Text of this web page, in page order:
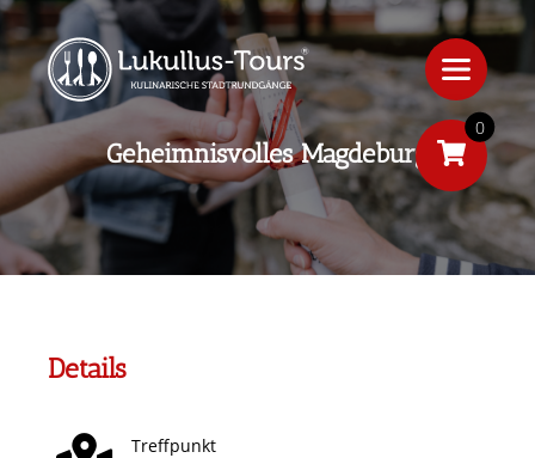
Geheimnisvolles Magdeburg
Details
Treffpunkt
0